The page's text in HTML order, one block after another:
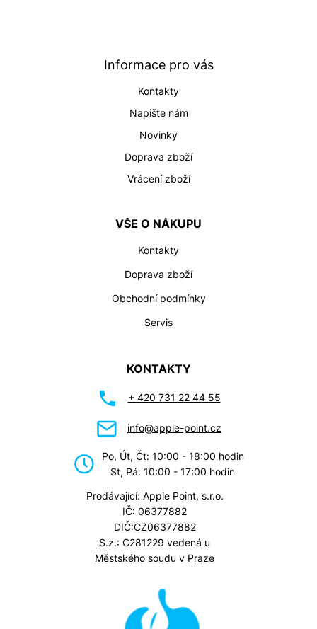
Informace pro vás
Kontakty
Napište nám
Novinky
Doprava zboží
Vrácení zboží
VŠE O NÁKUPU
Kontakty
Doprava zboží
Obchodní podmínky
Servis
KONTAKTY
+ 420 731 22 44 55
info@apple-point.cz
Po, Út, Čt: 10:00 - 18:00 hodin
St, Pá: 10:00 - 17:00 hodin
Prodávající: Apple Point, s.r.o.
IČ: 06377882
DIČ:CZ06377882
S.z.: C281229 vedená u
Městského soudu v Praze